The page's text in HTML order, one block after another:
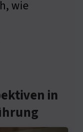
wie
in